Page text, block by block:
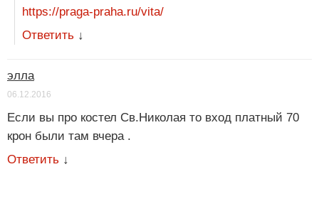
https://praga-praha.ru/vita/
Ответить ↓
элла
06.12.2016
Если вы про костел Св.Николая то вход платный 70
крон были там вчера .
Ответить ↓